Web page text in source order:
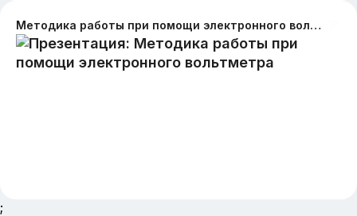
Методика работы при помощи электронного вольтметра
;